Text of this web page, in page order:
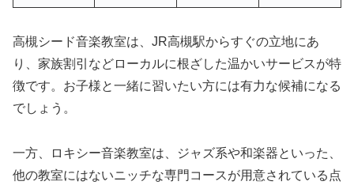
高槻シード音楽教室は、JR高槻駅からすぐの立地にあ
り、家族割引などローカルに根ざした温かいサービスが特
徴です。お子様と一緒に習いたい方には有力な候補になる
でしょう。
一方、ロキシー音楽教室は、ジャズ系や和楽器といった、
他の教室にはないニッチな専門コースが用意されている点